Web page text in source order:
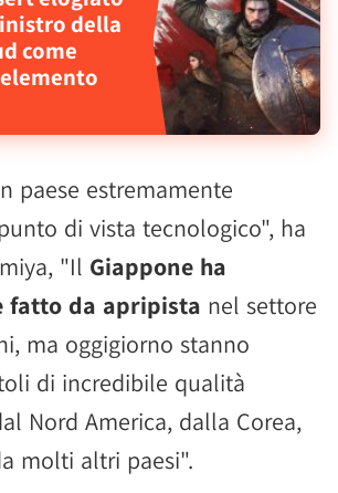
della
come
paese estremamente
di vista tecnologico", ha
"Il Giappone ha
fatto da apripista nel settore
ma oggigiorno stanno
di incredibile qualità
Nord America, dalla Corea,
molti altri paesi".